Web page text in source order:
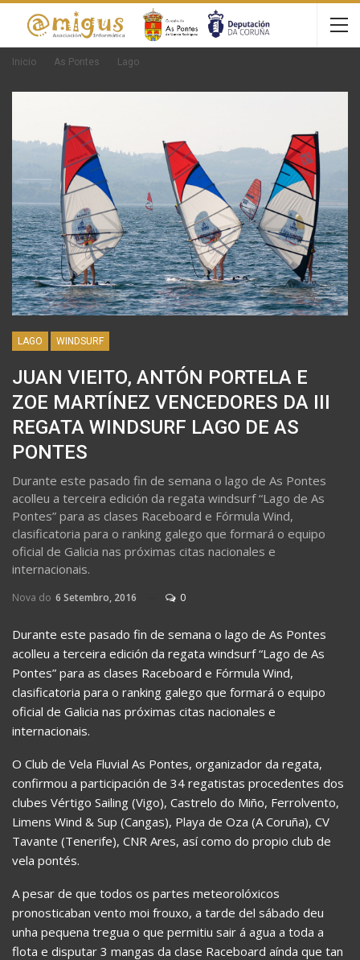
Inicio As Pontes Lago
LAGO WINDSURF
JUAN VIEITO, ANTÓN PORTELA E
ZOE MARTÍNEZ VENCEDORES DA III
REGATA WINDSURF LAGO DE AS
PONTES
Durante este pasado fin de semana o lago de As Pontes
acolleu a terceira edición da regata windsurf “Lago de As
Pontes” para as clases Raceboard e Fórmula Wind,
clasificatoria para o ranking galego que formará o equipo
oficial de Galicia nas próximas citas nacionales e
internacionais.
Nova do 6 Setembro, 2016 0
Durante este pasado fin de semana o lago de As Pontes
acolleu a terceira edición da regata windsurf “Lago de As
Pontes” para as clases Raceboard e Fórmula Wind,
clasificatoria para o ranking galego que formará o equipo
oficial de Galicia nas próximas citas nacionales e
internacionais.
O Club de Vela Fluvial As Pontes, organizador da regata,
confirmou a participación de 34 regatistas procedentes dos
clubes Vértigo Sailing (Vigo), Castrelo do Miño, Ferrolvento,
Limens Wind & Sup (Cangas), Playa de Oza (A Coruña), CV
Tavante (Tenerife), CNR Ares, así como do propio club de
vela pontés.
A pesar de que todos os partes meteorolóxicos
pronosticaban vento moi frouxo, a tarde del sábado deu
unha pequena tregua o que permitiu sair á agua a toda a
flota e disputar 3 mangas da clase Raceboard aínda que tan